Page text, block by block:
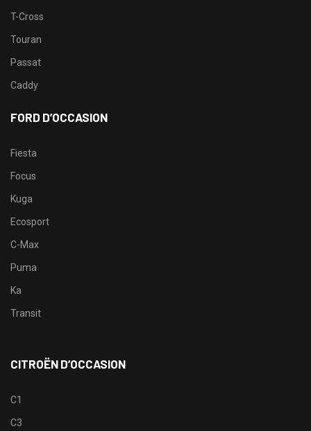
T-Cross
Touran
Passat
Caddy
FORD D’OCCASION
Fiesta
Focus
Kuga
Ecosport
C-Max
Puma
Ka
Transit
CITROËN D’OCCASION
C1
C3